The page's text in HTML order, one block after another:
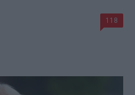
118